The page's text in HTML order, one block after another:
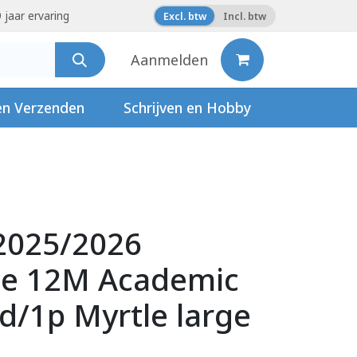
jaar ervaring Excl. btw Incl. btw
Aanmelden
Verzenden Schrijven en Hobby
2026
12M Academic
1p Myrtle large